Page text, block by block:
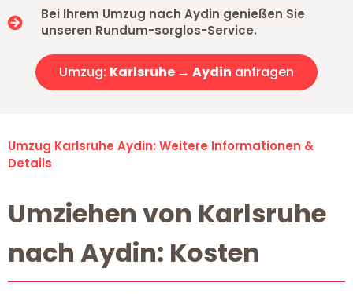
Bei Ihrem Umzug nach Aydin genießen Sie
unseren Rundum-sorglos-Service.
Umzug: Karlsruhe → Aydin anfragen
Umzug Karlsruhe Aydin: Weitere Informationen &
Details
Umziehen von Karlsruhe
nach Aydin: Kosten